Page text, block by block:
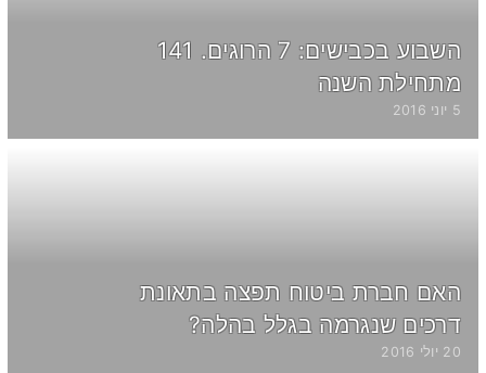
השבוע בכבישים: 7 הרוגים. 141
מתחילת השנה
5 יוני 2016
האם חברת ביטוח תפצה בתאונת
דרכים שנגרמה בגלל בהלה?
20 יולי 2016